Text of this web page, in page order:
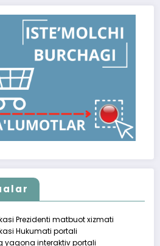
Prezidenti matbuot xizmati
Hukumati portali
yagona interaktiv portali